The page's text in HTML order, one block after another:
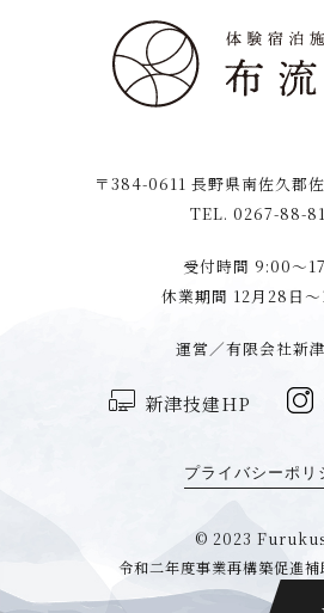
〒384-0611 長野県南佐久郡
TEL. 0267-88-
受付時間 9:00〜
休業期間 12月28日〜
運営／有限会社新
新津技建HP
プライバシーポリ
© 2023
令和二年度事業再構築促進